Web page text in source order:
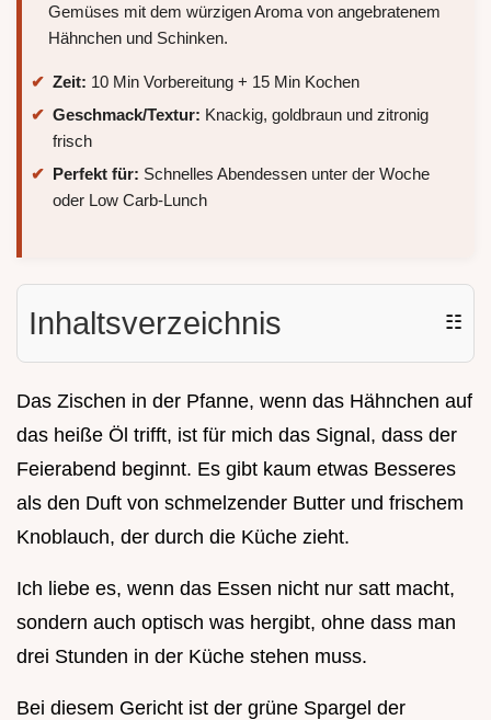
Gemüses mit dem würzigen Aroma von angebratenem
Hähnchen und Schinken.
Zeit: 10 Min Vorbereitung + 15 Min Kochen
Geschmack/Textur: Knackig, goldbraun und zitronig
frisch
Perfekt für: Schnelles Abendessen unter der Woche
oder Low Carb-Lunch
Inhaltsverzeichnis ☷
Das Zischen in der Pfanne, wenn das Hähnchen auf
das heiße Öl trifft, ist für mich das Signal, dass der
Feierabend beginnt. Es gibt kaum etwas Besseres
als den Duft von schmelzender Butter und frischem
Knoblauch, der durch die Küche zieht.
Ich liebe es, wenn das Essen nicht nur satt macht,
sondern auch optisch was hergibt, ohne dass man
drei Stunden in der Küche stehen muss.
Bei diesem Gericht ist der grüne Spargel der